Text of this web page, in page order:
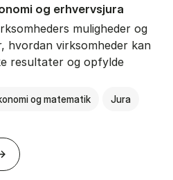
og erhvervs­jura
muligheder og
hvordan virksomheder kan
resultater og opfylde
og matematik Jura
HA(jur.) - erhvervs­økonomi og